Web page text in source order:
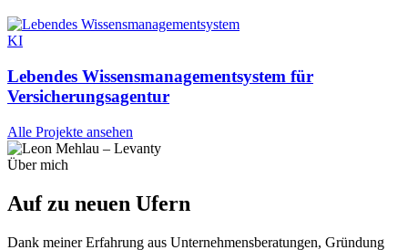
KI
Lebendes Wissensmanagementsystem für
Versicherungsagentur
Alle Projekte ansehen
Über mich
Auf zu neuen Ufern
Dank meiner Erfahrung aus Unternehmensberatungen, Gründung